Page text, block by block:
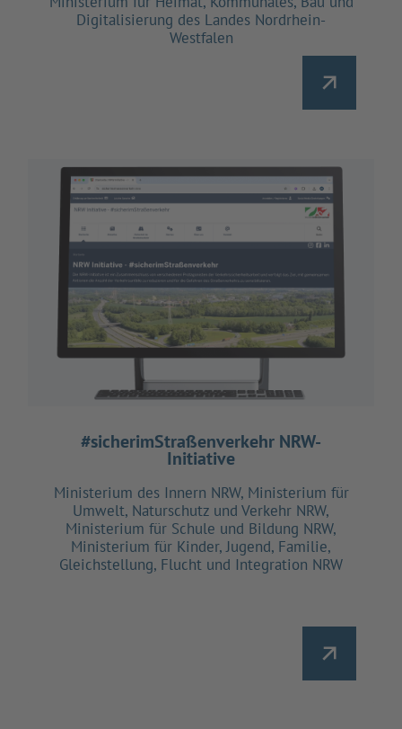
Digitalisierung des Landes Nordrhein-
Westfalen
#sicherimStraßenverkehr NRW-
Initiative
Ministerium des Innern NRW, Ministerium für
Umwelt, Naturschutz und Verkehr NRW,
Ministerium für Schule und Bildung NRW,
Ministerium für Kinder, Jugend, Familie,
Gleichstellung, Flucht und Integration NRW